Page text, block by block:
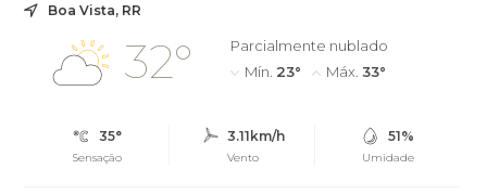
Boa Vista, RR
32°
Parcialmente nublado
Mín. 23° Máx. 33°
35°
Sensação
3.11km/h
Vento
51%
Umidade